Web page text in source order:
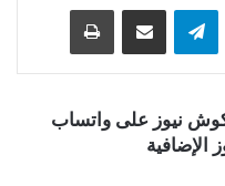
واتساب تيلقرام
كوش نيوز على واتساب
الإضافية